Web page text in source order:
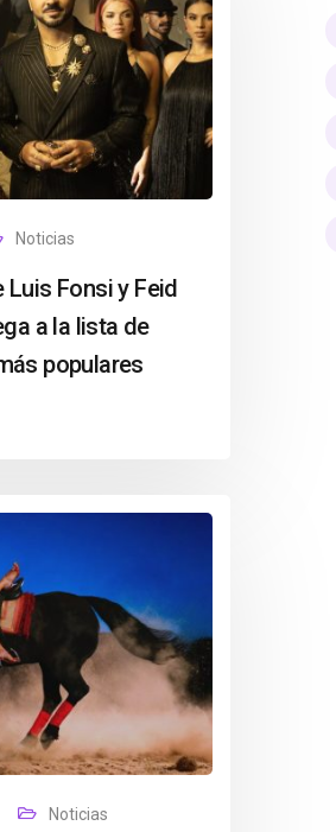
Noticias
Fonsi y Feid
a la lista de
populares
Noticias